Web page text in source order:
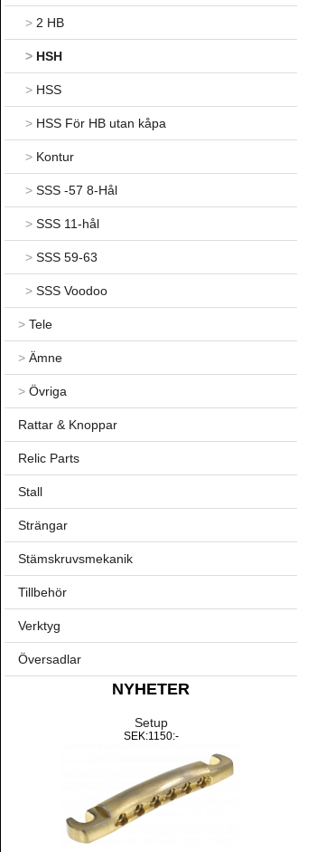
> 2 HB
> HSH
> HSS
> HSS För HB utan kåpa
> Kontur
> SSS -57 8-Hål
> SSS 11-hål
> SSS 59-63
> SSS Voodoo
> Tele
> Ämne
> Övriga
Rattar & Knoppar
Relic Parts
Stall
Strängar
Stämskruvsmekanik
Tillbehör
Verktyg
Översadlar
NYHETER
Setup
SEK:1150:-